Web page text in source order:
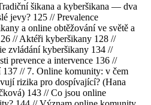
šikana a kyberšikana — dva
jevy? 125 // Prevalence
a online obtěžování ve světě a
// Aktéři kyberšikany 128 //
zvládání kyberšikany 134 //
prevence a intervence 136 //
137 // 7. Online komunity: v čem
rizika pro dospívající? (Hana
143 // Co jsou online